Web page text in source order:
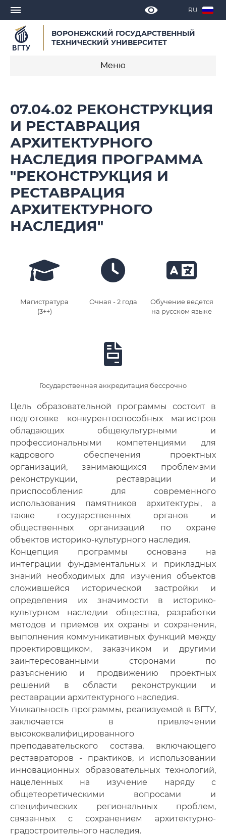
RU
ВОРОНЕЖСКИЙ ГОСУДАРСТВЕННЫЙ
ТЕХНИЧЕСКИЙ УНИВЕРСИТЕТ
Меню
Нормативное обеспечение
образовательной программы 2023
07.04.02 РЕКОНСТРУКЦИЯ
И РЕСТАВРАЦИЯ
АРХИТЕКТУРНОГО
НАСЛЕДИЯ ПРОГРАММА
"РЕКОНСТРУКЦИЯ И
РЕСТАВРАЦИЯ
АРХИТЕКТУРНОГО
НАСЛЕДИЯ"
Магистратура
(3++)
Очная - 2 года
Обучение ведется
на русском языке
Государственная аккредитация бессрочно
Цель образовательной программы состоит в
подготовке конкурентоспособных магистров
обладающих общекультурными и
профессиональными компетенциями для
кадрового обеспечения проектных
организаций, занимающихся проблемами
реконструкции, реставрации и
приспособления для современного
использования памятников архитектуры, а
также государственных органов и
общественных организаций по охране
объектов историко-культурного наследия.
Концепция программы основана на
интеграции фундаментальных и прикладных
знаний необходимых для изучения объектов
сложившейся исторической застройки и
определения их значимости в историко-
культурном наследии общества, разработки
методов и приемов их охраны и сохранения,
выполнения коммуникативных функций между
проектировщиком, заказчиком и другими
заинтересованными сторонами по
разъяснению и продвижению проектных
решений в области реконструкции и
реставрации архитектурного наследия.
Уникальность программы, реализуемой в ВГТУ,
заключается в привлечении
высококвалифицированного
преподавательского состава, включающего
реставраторов - практиков, и использовании
инновационных образовательных технологий,
нацеленных на изучение наряду с
общетеоретическими вопросами и
специфических региональных проблем,
связанных с сохранением архитектурно-
градостроительного наследия.